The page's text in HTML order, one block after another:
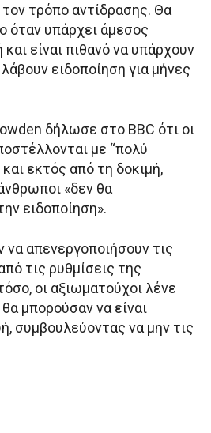
τρόπο αντίδρασης. Θα
όταν υπάρχει άμεσος
είναι πιθανό να υπάρχουν
ειδοποίηση για μήνες
δήλωσε στο BBC ότι οι
με “πολύ
εκτός από τη δοκιμή,
«δεν θα
ειδοποίηση».
να απενεργοποιήσουν τις
τις ρυθμίσεις της
οι αξιωματούχοι λένε
θα μπορούσαν να είναι
συμβουλεύοντας να μην τις